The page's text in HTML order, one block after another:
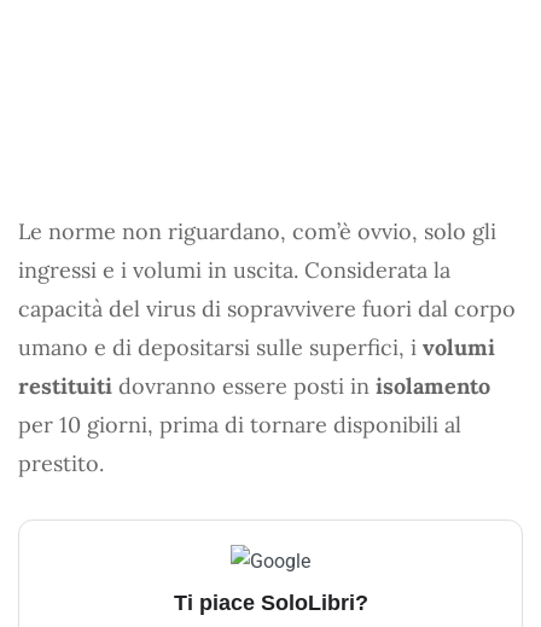
Le norme non riguardano, com’è ovvio, solo gli
ingressi e i volumi in uscita. Considerata la
capacità del virus di sopravvivere fuori dal corpo
umano e di depositarsi sulle superfici, i volumi
restituiti dovranno essere posti in isolamento
per 10 giorni, prima di tornare disponibili al
prestito.
Ti piace SoloLibri?